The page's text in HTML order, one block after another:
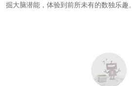
掘大脑潜能，体验到前所未有的数独乐趣。